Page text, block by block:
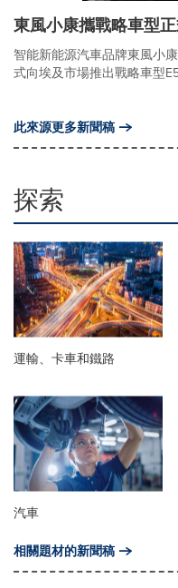
東風小康攜戰略車型
智能新能源汽車品牌東風小
式向埃及市場推出戰略車型
此來源更多新聞稿
探索
運輸、卡車和鐵路
汽車
相關題材的新聞稿